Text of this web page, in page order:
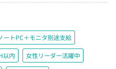
ートPC＋モニタ別途支給
以内 女性リーダー活躍中